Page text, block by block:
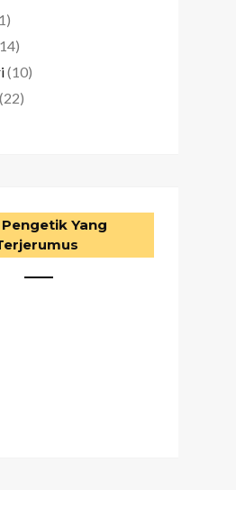
(10)
(22)
Pengetik Yang